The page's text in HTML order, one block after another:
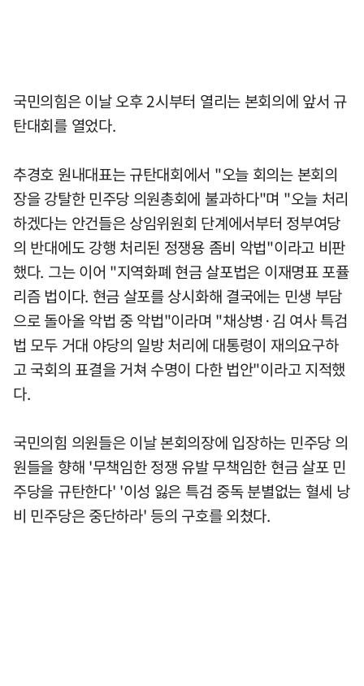
국민의힘은 이날 오후 2시부터 열리는 본회의에 앞서 규
탄대회를 열었다.
추경호 원내대표는 규탄대회에서 "오늘 회의는 본회의
장을 강탈한 민주당 의원총회에 불과하다"며 "오늘 처리
하겠다는 안건들은 상임위원회 단계에서부터 정부여당
의 반대에도 강행 처리된 정쟁용 좀비 악법"이라고 비판
했다. 그는 이어 "지역화폐 현금 살포법은 이재명표 포퓰
리즘 법이다. 현금 살포를 상시화해 결국에는 민생 부담
으로 돌아올 악법 중 악법"이라며 "채상병·김 여사 특검
법 모두 거대 야당의 일방 처리에 대통령이 재의요구하
고 국회의 표결을 거쳐 수명이 다한 법안"이라고 지적했
다.
국민의힘 의원들은 이날 본회의장에 입장하는 민주당 의
원들을 향해 '무책임한 정쟁 유발 무책임한 현금 살포 민
주당을 규탄한다' '이성 잃은 특검 중독 분별없는 혈세 낭
비 민주당은 중단하라' 등의 구호를 외쳤다.